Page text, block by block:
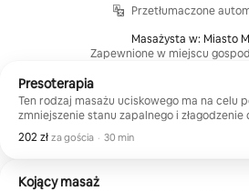
Przetłumaczone
Masażysta w: Miasto
Zapewnione w miejscu
Presoterapia
Ten rodzaj masażu uciskowego ma na celu
zmniejszenie stanu zapalnego i
i nogach. Technika ta ma również na celu
zmęczenia i wyczerpania oraz wywołanie
202 zł za gościa
202 zł za gościa
, · 30 min
Kojący masaż